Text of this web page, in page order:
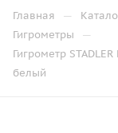
Главная —
Гигрометры —
Гигрометр
белый